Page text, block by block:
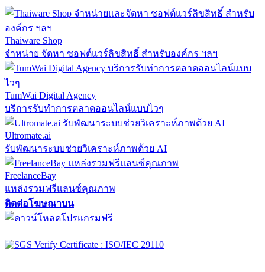
Thaiware Shop
จำหน่าย จัดหา ซอฟต์แวร์ลิขสิทธิ์ สำหรับองค์กร ฯลฯ
TumWai Digital Agency
บริการรับทำการตลาดออนไลน์แบบไวๆ
Ultromate.ai
รับพัฒนาระบบช่วยวิเคราะห์ภาพด้วย AI
FreelanceBay
แหล่งรวมฟรีแลนซ์คุณภาพ
ติดต่อโฆษณาบน